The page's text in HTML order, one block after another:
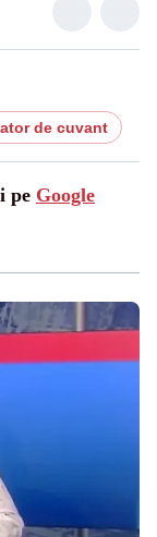
de cuvant
pe Google